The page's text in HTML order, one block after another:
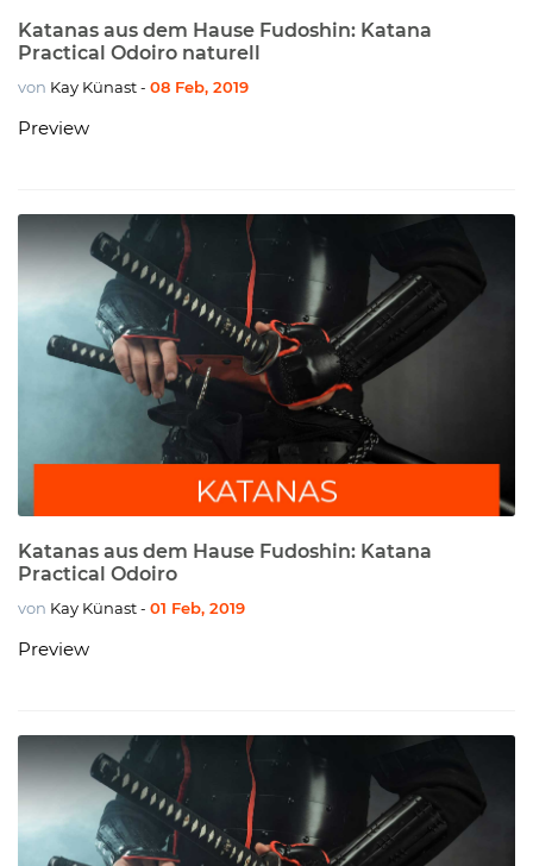
Katanas aus dem Hause Fudoshin: Katana
Practical Odoiro naturell
von Kay Künast - 08 Feb, 2019
Preview
Katanas aus dem Hause Fudoshin: Katana
Practical Odoiro
von Kay Künast - 01 Feb, 2019
Preview